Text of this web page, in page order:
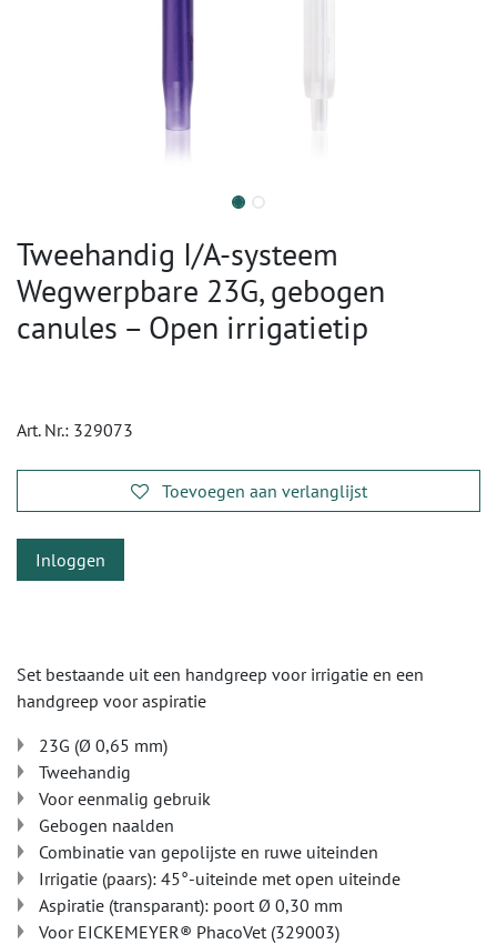
Tweehandig I/A-systeem
Wegwerpbare 23G, gebogen
canules – Open irrigatietip
Art. Nr.: 329073
Toevoegen aan verlanglijst
Inloggen
Set bestaande uit een handgreep voor irrigatie en een
handgreep voor aspiratie
23G (Ø 0,65 mm)
Tweehandig
Voor eenmalig gebruik
Gebogen naalden
Combinatie van gepolijste en ruwe uiteinden
Irrigatie (paars): 45°-uiteinde met open uiteinde
Aspiratie (transparant): poort Ø 0,30 mm
Voor EICKEMEYER® PhacoVet (329003)